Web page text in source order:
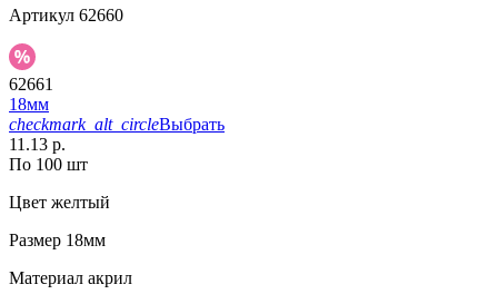
Артикул 62660
62661
18мм
checkmark_alt_circleВыбрать
11.13 р.
По 100 шт
Цвет желтый
Размер 18мм
Материал акрил